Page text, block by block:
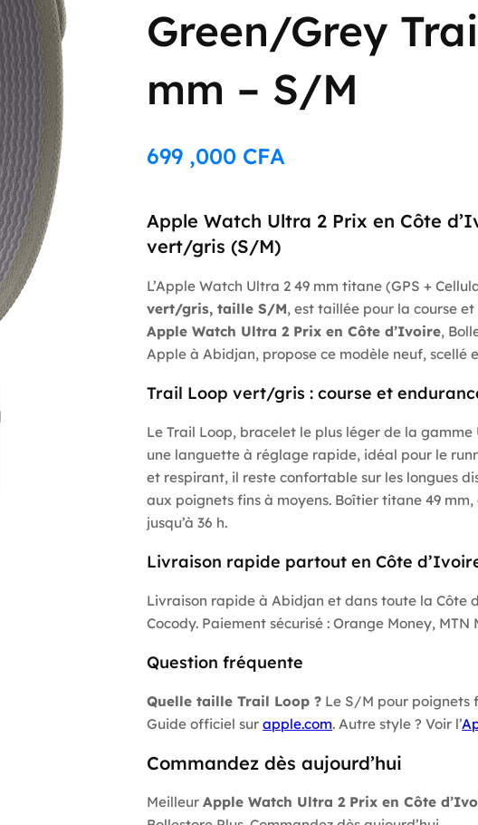
Green/Grey
mm – S/M
699 ,000 CFA
Apple Watch Ultra 2 Prix en Côte
vert/gris (S/M)
L’Apple Watch Ultra 2 49 mm titane (GPS +
vert/gris, taille S/M, est taillée pour la course
Apple Watch Ultra 2 Prix en Côte d’Ivoire,
Apple à Abidjan, propose ce modèle neuf, scellé
Trail Loop vert/gris : course et
Le Trail Loop, bracelet le plus léger de la
une languette à réglage rapide, idéal pour le
et respirant, il reste confortable sur les longues
aux poignets fins à moyens. Boîtier titane 49
jusqu’à 36 h.
Livraison rapide partout en Côte
Livraison rapide à Abidjan et dans toute la Côte
Cocody. Paiement sécurisé : Orange Money,
Question fréquente
Quelle taille Trail Loop ? Le S/M pour poignets
Guide officiel surapple.com. Autre style ? Voir l’
Commandez dès aujourd’hui
MeilleurApple Watch Ultra 2 Prix en Côte